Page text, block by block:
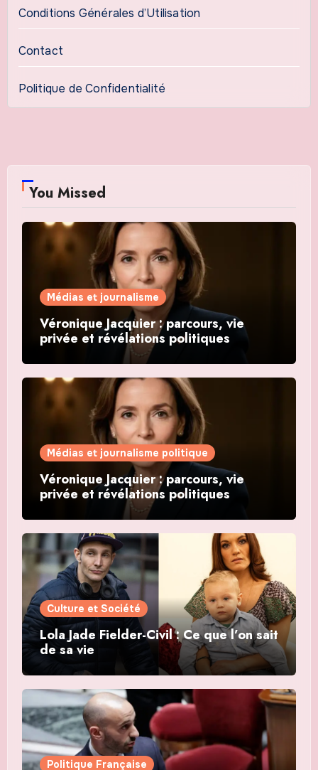
Conditions Générales d’Utilisation
Contact
Politique de Confidentialité
You Missed
Médias et journalisme
Véronique Jacquier : parcours, vie
privée et révélations politiques
Médias et journalisme politique
Véronique Jacquier : parcours, vie
privée et révélations politiques
Culture et Société
Lola Jade Fielder-Civil : Ce que l’on sait
de sa vie
Politique Française